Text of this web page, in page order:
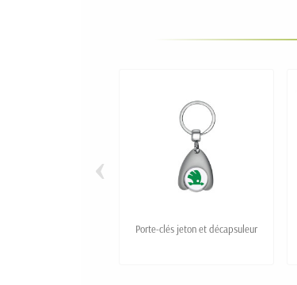
Porte-clés jeton et décapsuleur
‹